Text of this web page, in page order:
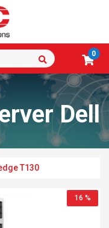
0
Dell
T130
16 %